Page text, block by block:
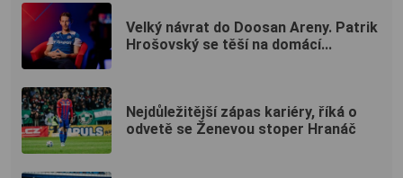
Velký návrat do Doosan Areny. Patrik
Hrošovský se těší na domácí...
Nejdůležitější zápas kariéry, říká o
odvetě se Ženevou stoper Hranáč